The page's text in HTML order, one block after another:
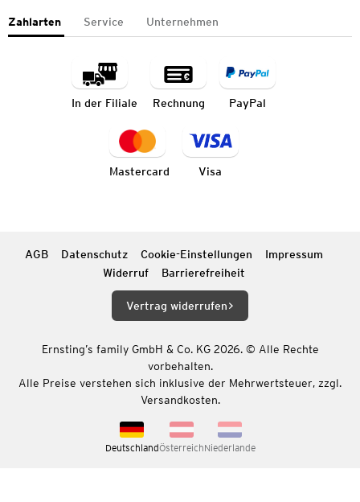
Zahlarten Service Unternehmen
In der Filiale Rechnung PayPal
Mastercard Visa
AGB Datenschutz Cookie-Einstellungen
Impressum
Widerruf
Barrierefreiheit
Vertrag widerrufen
Ernsting’s family GmbH & Co. KG 2026. © Alle Rechte
vorbehalten.
Alle Preise verstehen sich inklusive der Mehrwertsteuer, zzgl.
Versandkosten.
DeutschlandÖsterreichNiederlande